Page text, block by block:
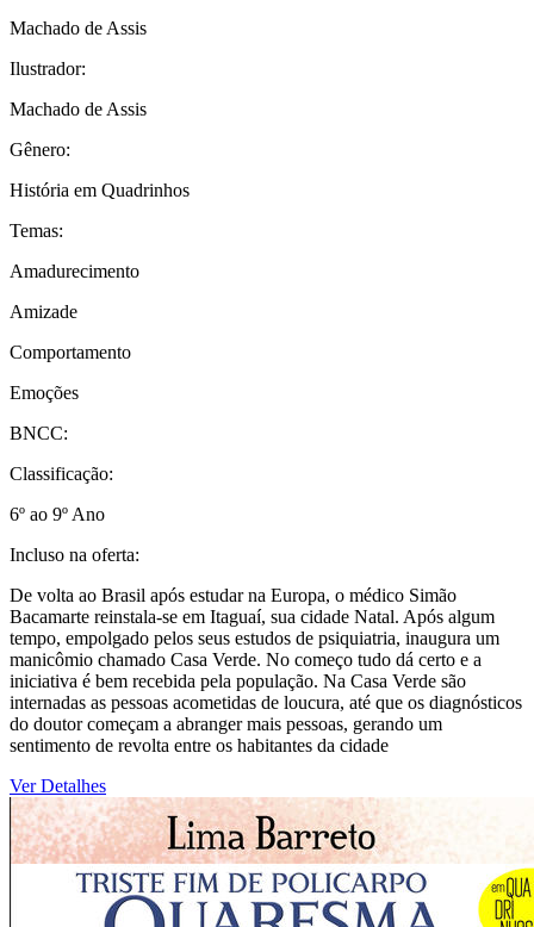
Machado de Assis
Ilustrador:
Machado de Assis
Gênero:
História em Quadrinhos
Temas:
Amadurecimento
Amizade
Comportamento
Emoções
BNCC:
Classificação:
6º ao 9º Ano
Incluso na oferta:
De volta ao Brasil após estudar na Europa, o médico Simão
Bacamarte reinstala-se em Itaguaí, sua cidade Natal. Após algum
tempo, empolgado pelos seus estudos de psiquiatria, inaugura um
manicômio chamado Casa Verde. No começo tudo dá certo e a
iniciativa é bem recebida pela população. Na Casa Verde são
internadas as pessoas acometidas de loucura, até que os diagnósticos
do doutor começam a abranger mais pessoas, gerando um
sentimento de revolta entre os habitantes da cidade
Ver Detalhes